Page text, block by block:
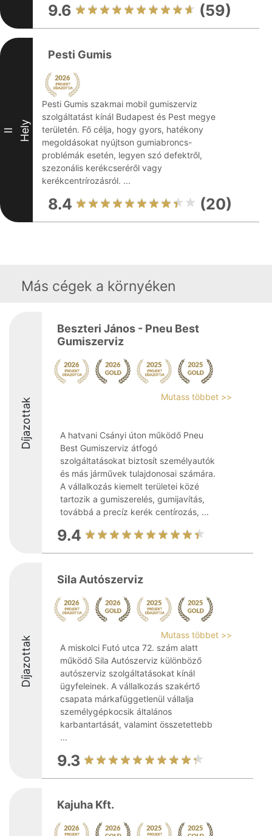
9.6 (59)
II Hely
Pesti Gumis
Pesti Gumis szakmai mobil gumiszerviz
szolgáltatást kínál Budapest és Pest megye
területén. Fő célja, hogy gyors, hatékony
megoldásokat nyújtson gumiabroncs-
problémák esetén, legyen szó defektről,
szezonális kerékcseréről vagy
kerékcentrírozásról. ...
8.4 (20)
Más cégek a környéken
Díjazottak
Beszteri János - Pneu Best
Gumiszerviz
Mutass többet >>
A hatvani Csányi úton működő Pneu
Best Gumiszerviz átfogó
szolgáltatásokat biztosít személyautók
és más járművek tulajdonosai számára.
A vállalkozás kiemelt területei közé
tartozik a gumiszerelés, gumijavítás,
továbbá a precíz kerék centírozás, ...
9.4
Díjazottak
Sila Autószerviz
Mutass többet >>
A miskolci Futó utca 72. szám alatt
működő Sila Autószerviz különböző
autószerviz szolgáltatásokat kínál
ügyfeleinek. A vállalkozás szakértő
csapata márkafüggetlenül vállalja
személygépkocsik általános
karbantartását, valamint összetettebb
...
9.3
Kajuha Kft.